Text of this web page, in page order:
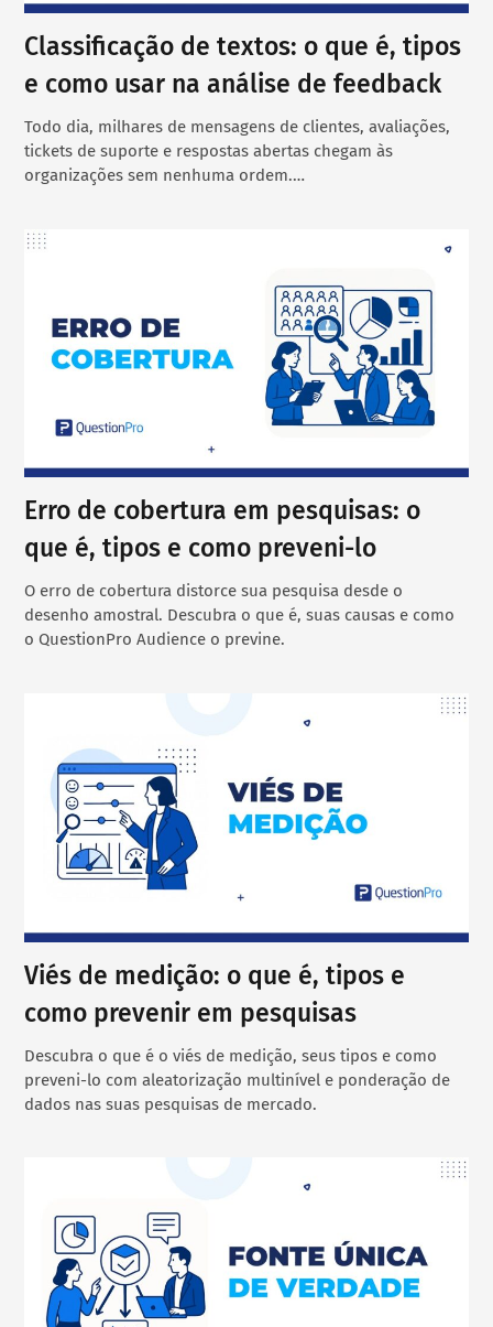
Classificação de textos: o que é, tipos
e como usar na análise de feedback
Todo dia, milhares de mensagens de clientes, avaliações,
tickets de suporte e respostas abertas chegam às
organizações sem nenhuma ordem.…
Erro de cobertura em pesquisas: o
que é, tipos e como preveni-lo
O erro de cobertura distorce sua pesquisa desde o
desenho amostral. Descubra o que é, suas causas e como
o QuestionPro Audience o previne.
Viés de medição: o que é, tipos e
como prevenir em pesquisas
Descubra o que é o viés de medição, seus tipos e como
preveni-lo com aleatorização multinível e ponderação de
dados nas suas pesquisas de mercado.